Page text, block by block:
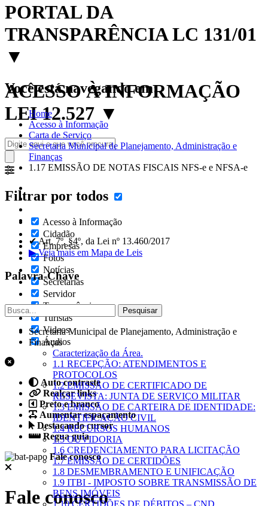
PORTAL DA
TRANSPARÊNCIA LC 131/01
▼
ACESSO À INFORMAÇÃO
LEI 12.527 ▼
Filtrar por todos
Acesso à Informação
Cidadão
Empresas
Fotos
Notícias
Secretarias
Servidor
Transparência
Turistas
Videos
Áudios
Auto contraste
Realçar links
Preto e branco
Aumentar espaçamento
Destacando cursor
Regua guia
Fale conosco
Fale conosco
Você está navegando em:
Home
Acesso à Informação
Carta de Serviço
Secretaria Municipal de Planejamento, Administração e
Finanças
1.17 EMISSÃO DE NOTAS FISCAIS NFS-e e NFSA-e
✔ Art. 7º, §4º, da Lei nº 13.460/2017
▶ Veja mais em Mapa de Leis
Palavra-Chave
Secretaria Municipal de Planejamento, Administração e
Finanças
Caracterização da Área.
1.1 RECEPÇÃO: ATENDIMENTOS E
PROTOCOLOS
1.2 EMISSÃO DE CERTIFICADO DE
RESEVISTA: JUNTA DE SERVIÇO MILITAR
1.3 EMISSÃO DE CARTEIRA DE IDENTIDADE:
IDENTIFICAÇÃO CIVIL
1.4 RECURSOS HUMANOS
1.5 OUVIDORIA
1.6 CREDENCIAMENTO PARA LICITAÇÃO
1.7 EMISSÃO DE CERTIDÕES
1.8 DESMEMBRAMENTO E UNIFICAÇÃO
1.9 ITBI - IMPOSTO SOBRE TRANSMISSÃO DE
BENS IMÓVEIS